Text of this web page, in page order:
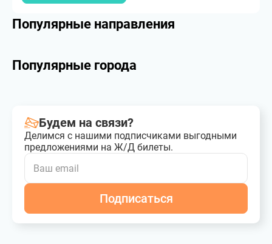
Популярные направления
Популярные города
Будем на связи?
Делимся с нашими подписчиками выгодными
предложениями на Ж/Д билеты.
Подписаться